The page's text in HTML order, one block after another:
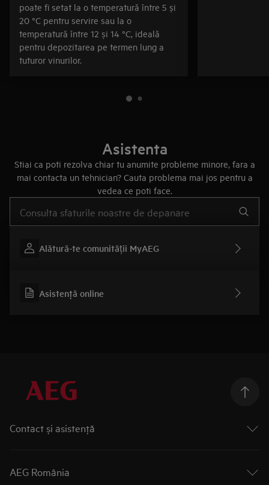
poate fi setat la o temperatură între 5 și
20 °C pentru servire sau la o
temperatură între 12 și 14 °C, ideală
pentru depozitarea pe termen lung a
tuturor vinurilor.
Asistenta
Stiai ca poti rezolva chiar tu anumite probleme minore, fara a
mai contacta un tehnician? Cauta problema mai jos pentru a
vedea ce poti face.
Alătură-te comunității MyAEG
Asistenţă online
Contact și asistenţă
Asistenţă service
Platformă asistenţă AEG
AEG România